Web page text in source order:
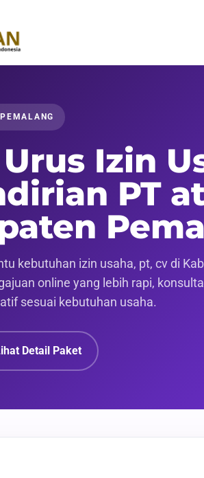
Izin
PT
kebutuhan izin usaha, pt, cv di
online yang lebih rapi,
sesuai kebutuhan usaha.
Detail Paket